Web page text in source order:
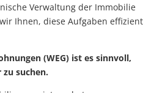
Verwaltung der Immobilie
Ihnen, diese Aufgaben effizient
(WEG) ist es sinnvoll,
suchen.